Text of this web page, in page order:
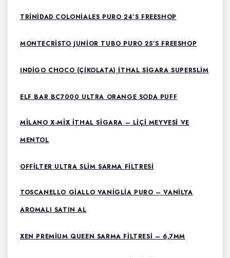
TRINIDAD COLONIALES PURO 24’S FREESHOP
MONTECRISTO JUNIOR TUBO PURO 25’S FREESHOP
INDIGO CHOCO (ÇIKOLATA) İTHAL SIGARA SUPERSLIM
ELF BAR BC7000 ULTRA ORANGE SODA PUFF
MILANO X-MIX ITHAL SIGARA – LIÇI MEYVESI VE
MENTOL
OFFILTER ULTRA SLIM SARMA FILTRESI
TOSCANELLO GIALLO VANIGLIA PURO – VANILYA
AROMALI SATIN AL
XEN PREMIUM QUEEN SARMA FILTRESI – 6,7MM